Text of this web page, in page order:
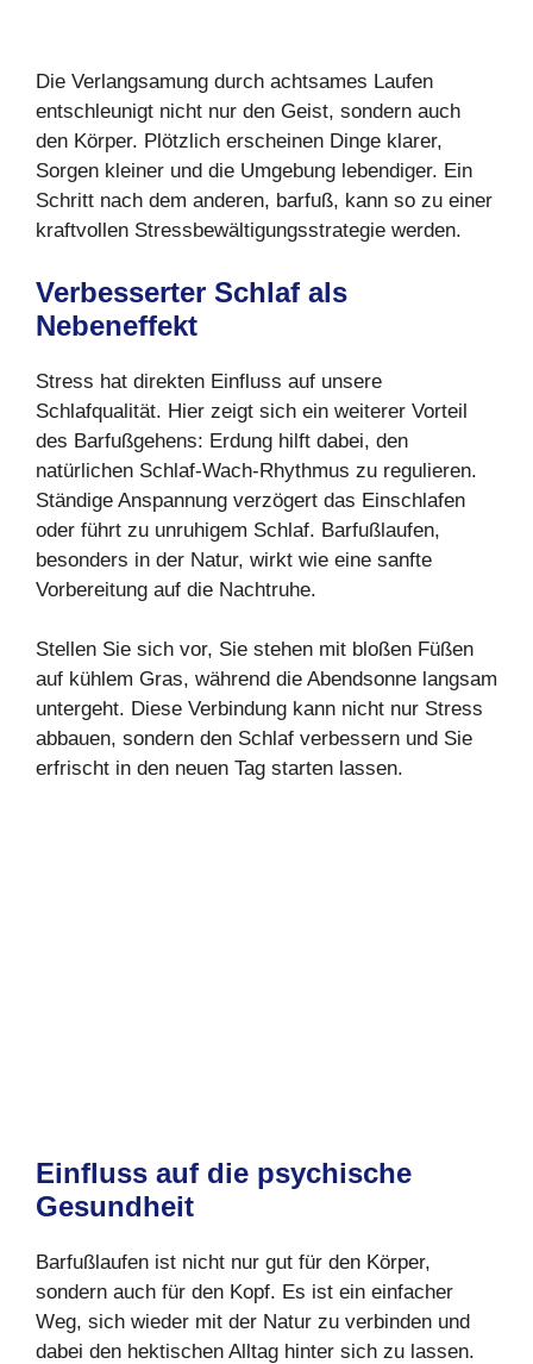
Die Verlangsamung durch achtsames Laufen
entschleunigt nicht nur den Geist, sondern auch
den Körper. Plötzlich erscheinen Dinge klarer,
Sorgen kleiner und die Umgebung lebendiger. Ein
Schritt nach dem anderen, barfuß, kann so zu einer
kraftvollen Stressbewältigungsstrategie werden.
Verbesserter Schlaf als
Nebeneffekt
Stress hat direkten Einfluss auf unsere
Schlafqualität. Hier zeigt sich ein weiterer Vorteil
des Barfußgehens: Erdung hilft dabei, den
natürlichen Schlaf-Wach-Rhythmus zu regulieren.
Ständige Anspannung verzögert das Einschlafen
oder führt zu unruhigem Schlaf. Barfußlaufen,
besonders in der Natur, wirkt wie eine sanfte
Vorbereitung auf die Nachtruhe.
Stellen Sie sich vor, Sie stehen mit bloßen Füßen
auf kühlem Gras, während die Abendsonne langsam
untergeht. Diese Verbindung kann nicht nur Stress
abbauen, sondern den Schlaf verbessern und Sie
erfrischt in den neuen Tag starten lassen.
Einfluss auf die psychische
Gesundheit
Barfußlaufen ist nicht nur gut für den Körper,
sondern auch für den Kopf. Es ist ein einfacher
Weg, sich wieder mit der Natur zu verbinden und
dabei den hektischen Alltag hinter sich zu lassen.